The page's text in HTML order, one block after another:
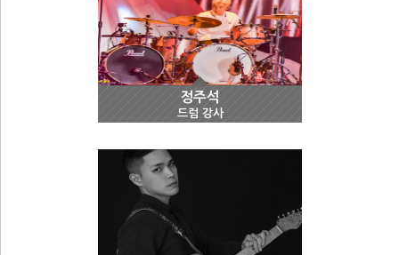
정주석
드럼 강사